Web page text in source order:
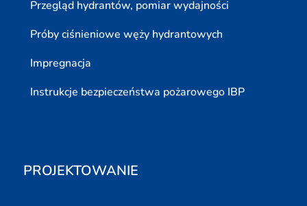
Przegląd hydrantów, pomiar wydajności
Próby ciśnieniowe węży hydrantowych
Impregnacja
Instrukcje bezpieczeństwa pożarowego IBP
PROJEKTOWANIE